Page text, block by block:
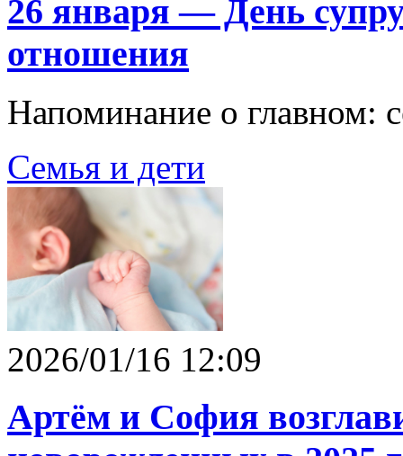
26 января — День
отношения
Напоминание о главном:
Семья и дети
2026/01/16 12:09
Артём и София